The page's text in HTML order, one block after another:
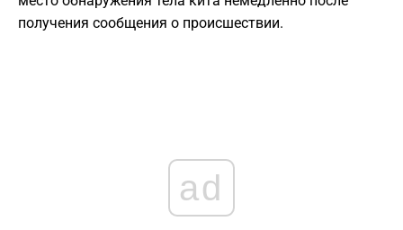
получения сообщения о происшествии.
ad